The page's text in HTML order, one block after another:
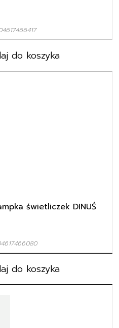
do koszyka
świetliczek DINUŚ
do koszyka